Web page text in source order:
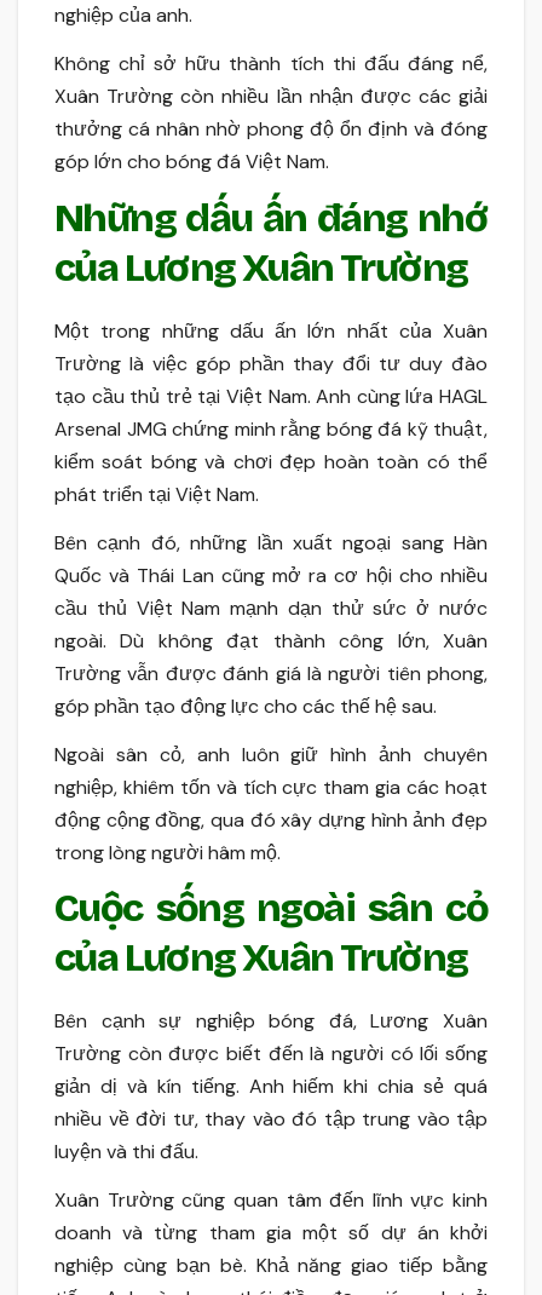
nghiệp của anh.
Không chỉ sở hữu thành tích thi đấu đáng nể,
Xuân Trường còn nhiều lần nhận được các giải
thưởng cá nhân nhờ phong độ ổn định và đóng
góp lớn cho bóng đá Việt Nam.
Những dấu ấn đáng nhớ
của Lương Xuân Trường
Một trong những dấu ấn lớn nhất của Xuân
Trường là việc góp phần thay đổi tư duy đào
tạo cầu thủ trẻ tại Việt Nam. Anh cùng lứa HAGL
Arsenal JMG chứng minh rằng bóng đá kỹ thuật,
kiểm soát bóng và chơi đẹp hoàn toàn có thể
phát triển tại Việt Nam.
Bên cạnh đó, những lần xuất ngoại sang Hàn
Quốc và Thái Lan cũng mở ra cơ hội cho nhiều
cầu thủ Việt Nam mạnh dạn thử sức ở nước
ngoài. Dù không đạt thành công lớn, Xuân
Trường vẫn được đánh giá là người tiên phong,
góp phần tạo động lực cho các thế hệ sau.
Ngoài sân cỏ, anh luôn giữ hình ảnh chuyên
nghiệp, khiêm tốn và tích cực tham gia các hoạt
động cộng đồng, qua đó xây dựng hình ảnh đẹp
trong lòng người hâm mộ.
Cuộc sống ngoài sân cỏ
của Lương Xuân Trường
Bên cạnh sự nghiệp bóng đá, Lương Xuân
Trường còn được biết đến là người có lối sống
giản dị và kín tiếng. Anh hiếm khi chia sẻ quá
nhiều về đời tư, thay vào đó tập trung vào tập
luyện và thi đấu.
Xuân Trường cũng quan tâm đến lĩnh vực kinh
doanh và từng tham gia một số dự án khởi
nghiệp cùng bạn bè. Khả năng giao tiếp bằng